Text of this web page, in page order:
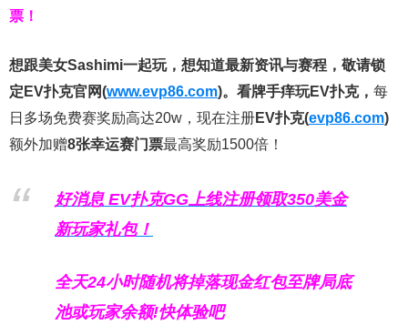
票！
想跟美女Sashimi一起玩， 想知道最新资讯与赛程， 敬请锁
定EV扑克官网(www.evp86.com)。 看牌手痒玩EV扑克， 每
日多场免费赛奖励高达20w，现在注册EV扑克(evp86.com)
额外加赠8张幸运赛门票最高奖励1500倍！
好消息 EV扑克GG上线注册领取350美金
新玩家礼包！
全天24小时随机将掉落现金红包至牌局底
池或玩家余额!快体验吧